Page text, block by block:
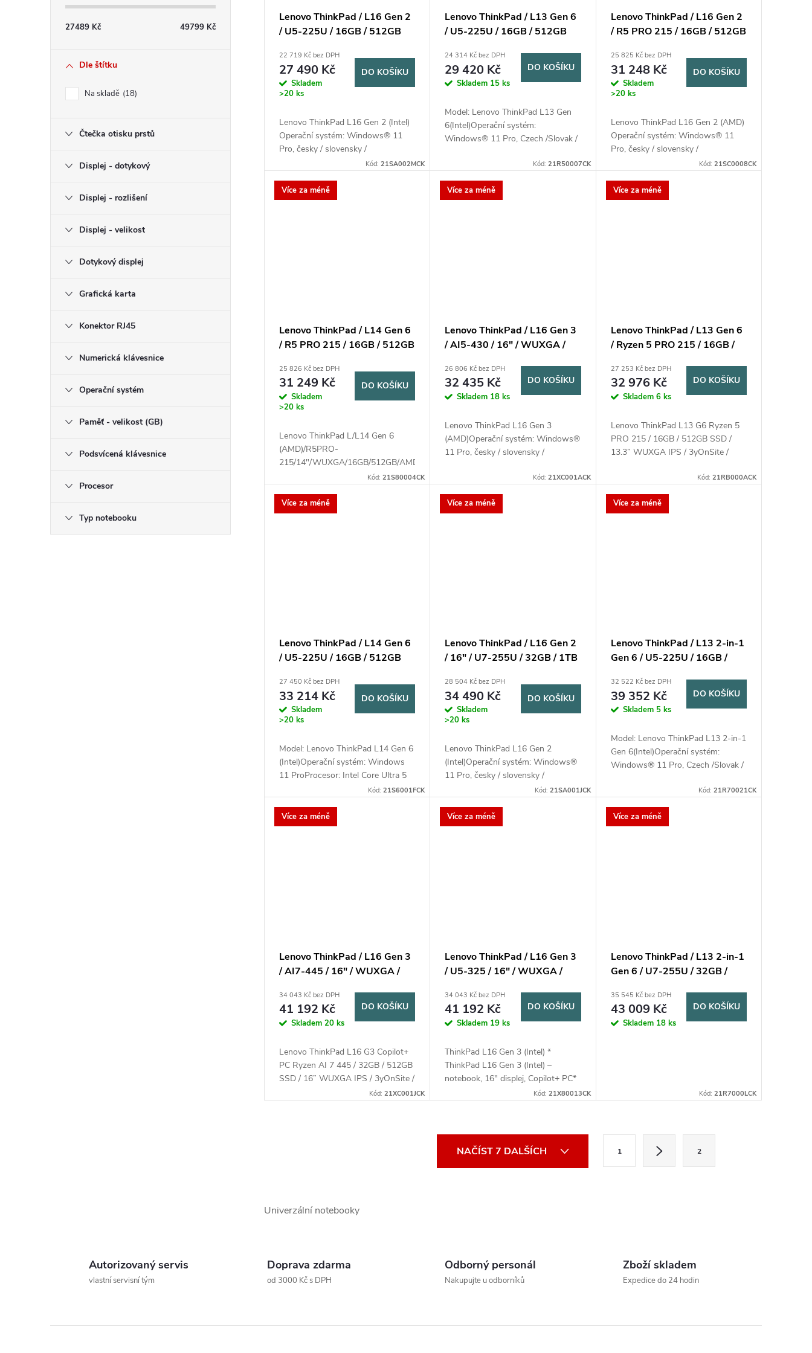
27489 Kč 49799 Kč
Dle štítku
Na skladě 18
Čtečka otisku prstů
Displej - dotykový
Displej - rozlišení
Displej - velikost
Dotykový displej
Grafická karta
Konektor RJ45
Numerická klávesnice
Operační systém
Paměť - velikost (GB)
Podsvícená klávesnice
Procesor
Typ notebooku
ů
k
Lenovo ThinkPad / L16 Gen 2
/ U5-225U / 16GB / 512GB
Onsite / Win11 Pro / černá
22 719 Kč bez DPH
27 490 Kč
Skladem
>20 ks
DO KOŠÍKU
Lenovo ThinkPad L16 Gen 2 (Intel)
Operační systém: Windows® 11
Pro, česky / slovensky /
anglickyProcesor: AIntel Core Ultra
DDR5-4800/Disk:512GB...
Kód:21SA002MCK
Lenovo ThinkPad / L13 Gen 6
/ U5-225U / 16GB / 512GB
Onsite / Win11 Pro / černá
24 314 Kč bez DPH
29 420 Kč
Skladem 15 ks
DO KOŠÍKU
Model: Lenovo ThinkPad L13 Gen
6(Intel)Operační systém:
Windows® 11 Pro, Czech /Slovak /
225U (12 jader (2P + 8E + 2LPE), 14
vláken, P-core...
Kód: 21R50007CK
Lenovo ThinkPad / L16 Gen 2
/ R5 PRO 215 / 16GB / 512GB
Onsite / Win11 Pro / černá
25 825 Kč bez DPH
31 248 Kč
Skladem
>20 ks
DO KOŠÍKU
Lenovo ThinkPad L16 Gen 2 (AMD)
Operační systém: Windows® 11
Pro, česky / slovensky /
anglickyProcesor: AMD Ryzen™ 5
DIMM DDR5-5600/Disk:512GB
SSD M.2
Kód: 21SC0008CK
Více za méně
Lenovo ThinkPad / L14 Gen 6
/ R5 PRO 215 / 16GB / 512GB
Pro / 3Y Onsite / černá
25 826 Kč bez DPH
31 249 Kč
Skladem
>20 ks
DO KOŠÍKU
Lenovo ThinkPad L/L14 Gen 6
(AMD)/R5PRO-
215/14"/WUXGA/16GB/512GB/AMD
int/W11P/Black/3R On-Site
Kód:21S80004CK
Více za méně
Lenovo ThinkPad / L16 Gen 3
/ AI5-430 / 16" / WUXGA /
W11P / Black / 3R On-Site
26 806 Kč bez DPH
32 435 Kč
Skladem 18 ks
DO KOŠÍKU
Lenovo ThinkPad L16 Gen 3
(AMD)Operační systém: Windows®
11 Pro, česky / slovensky /
5 430 (4C / 8T, 2.0 / 4.5GHz, 4MB
L2 / 8MB L3)Paměť: 1x 16GB...
Kód: 21XC001ACK
Více za méně
Lenovo ThinkPad / L13 Gen 6
/ Ryzen 5 PRO 215 / 16GB /
IPS / 3yOnSite / Win11 Pro /
černá
27 253 Kč bez DPH
32 976 Kč
Skladem 6 ks
DO KOŠÍKU
Lenovo ThinkPad L13 G6 Ryzen 5
PRO 215 / 16GB / 512GB SSD /
13.3” WUXGA IPS / 3yOnSite /
Kód: 21RB000ACK
Více za méně
Lenovo ThinkPad / L14 Gen 6
/ U5-225U / 16GB / 512GB
Pro / 3Y Onsite / černá
27 450 Kč bez DPH
33 214 Kč
Skladem
>20 ks
DO KOŠÍKU
Model: Lenovo ThinkPad L14 Gen 6
(Intel)Operační systém: Windows
11 ProProcesor: Intel Core Ultra 5
225U (12 jader (2P + 8E + 2LPE), 14
Kód:21S6001FCK
Více za méně
Lenovo ThinkPad / L16 Gen 2
/ 16" / U7-255U / 32GB / 1TB
28 504 Kč bez DPH
34 490 Kč
Skladem
>20 ks
DO KOŠÍKU
Lenovo ThinkPad L16 Gen 2
(Intel)Operační systém: Windows®
11 Pro, česky / slovensky /
anglickyProcesor: Intel Core Ultra 7
14 vláken, P-core...
Kód: 21SA001JCK
Více za méně
Lenovo ThinkPad / L13 2-in-1
Gen 6 / U5-225U / 16GB /
IPS Touch / 3Y Onsite / Win11
Pro / šedá
32 522 Kč bez DPH
39 352 Kč
Skladem 5 ks
DO KOŠÍKU
Model: Lenovo ThinkPad L13 2-in-1
Gen 6(Intel)Operační systém:
Windows® 11 Pro, Czech /Slovak /
225U (12 jader (2P + 8E + 2LPE), 14
vláken,...
Kód: 21R70021CK
Více za méně
Lenovo ThinkPad / L16 Gen 3
/ AI7-445 / 16" / WUXGA /
W11P / Black / 3R On-Site
34 043 Kč bez DPH
41 192 Kč
Skladem 20 ks
DO KOŠÍKU
Lenovo ThinkPad L16 G3 Copilot+
PC Ryzen AI 7 445 / 32GB / 512GB
SSD / 16” WUXGA IPS / 3yOnSite /
Kód:21XC001JCK
Více za méně
Lenovo ThinkPad / L16 Gen 3
/ U5-325 / 16" / WUXGA /
W11P / Black / 3R On-Site
34 043 Kč bez DPH
41 192 Kč
Skladem 19 ks
DO KOŠÍKU
ThinkPad L16 Gen 3 (Intel) *
ThinkPad L16 Gen 3 (Intel) –
notebook, 16" displej, Copilot+ PC*
procesor Intel Core Ultra 5 325, 32
Kód: 21X80013CK
Více za méně
Lenovo ThinkPad / L13 2-in-1
Gen 6 / U7-255U / 32GB /
IPS Touch / 3Y Onsite / Win11
Pro / šedá
35 545 Kč bez DPH
43 009 Kč
Skladem 18 ks
DO KOŠÍKU
Kód: 21R7000LCK
á
a
c
NAČÍST 7 DALŠÍCH 1 2
Univerzální notebooky
Autorizovaný servis
vlastní servisní tým
Doprava zdarma
od 3000 Kč s DPH
Odborný personál
Nakupujte u odborníků
Zboží skladem
Expedice do 24 hodin